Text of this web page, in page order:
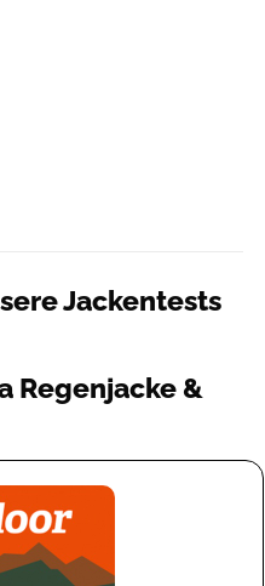
Jackentests
Regenjacke &